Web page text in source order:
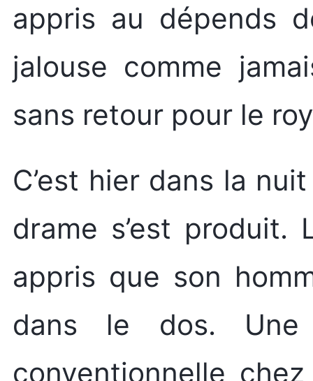
appris au dépends
jalouse comme
sans retour pour le
C’est hier dans la
drame s’est produit.
appris que son
dans le dos. Une
conventionnelle